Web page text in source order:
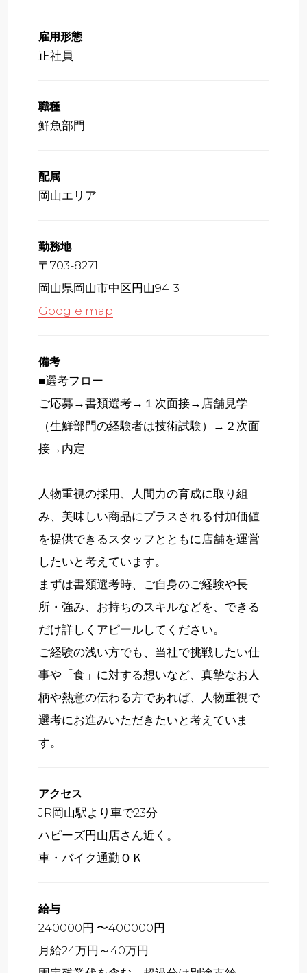
雇用形態
正社員
職種
鮮魚部門
配属
岡山エリア
勤務地
〒703-8271
岡山県岡山市中区円山94-3
Google map
備考
■選考フロー
ご応募→書類選考→１次面接→店舗見学
（生鮮部門の経験者は技術試験）→２次面
接→内定
人物重視の採用、人間力の育成に取り組
み、美味しい商品にプラスされる付加価値
を提供できるスタッフとともに店舗を運営
したいと考えています。
まずは書類選考時、ご自身のご経験や長
所・強み、お持ちのスキルなどを、できる
だけ詳しくアピールしてください。
ご経験の浅い方でも、当社で挑戦したい仕
事や「食」に対する想いなど、真摯なお人
柄や熱意の伝わる方であれば、人物重視で
選考にお進みいただきたいと考えていま
す。
アクセス
JR岡山駅より車で23分
ハピーズ円山店さん近く。
車・バイク通勤ＯＫ
給与
240000円 〜400000円
月給24万円～40万円